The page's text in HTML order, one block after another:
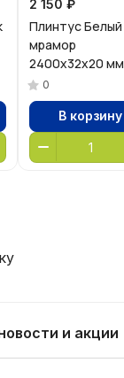
2 150 ₽
Плинтус Белый
мрамор
2400х32х20 мм
0
В корзину
и акции